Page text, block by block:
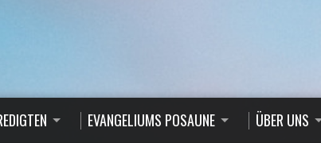
EVANGELIUMS POSAUNE ÜBER UNS